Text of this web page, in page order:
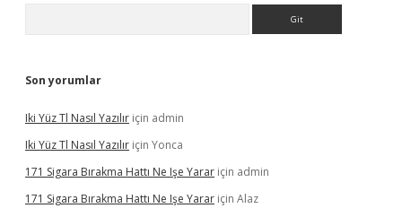
Son yorumlar
Iki Yüz Tl Nasıl Yazılır için admin
Iki Yüz Tl Nasıl Yazılır için Yonca
171 Sigara Bırakma Hattı Ne Işe Yarar için admin
171 Sigara Bırakma Hattı Ne Işe Yarar için Alaz